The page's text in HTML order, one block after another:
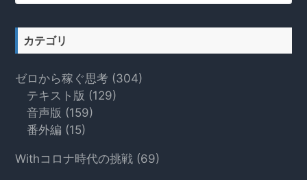
サ
ト
を
検
カテゴリ
ゼロから稼ぐ思考 (304)
テキスト版 (129)
音声版 (159)
番外編 (15)
Withコロナ時代の挑戦 (69)